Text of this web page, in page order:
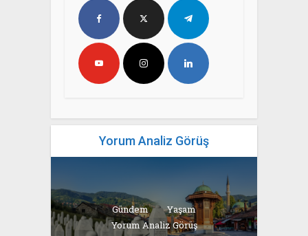
Yorum Analiz Görüş
Gündem
Yaşam
Yorum Analiz Görüş